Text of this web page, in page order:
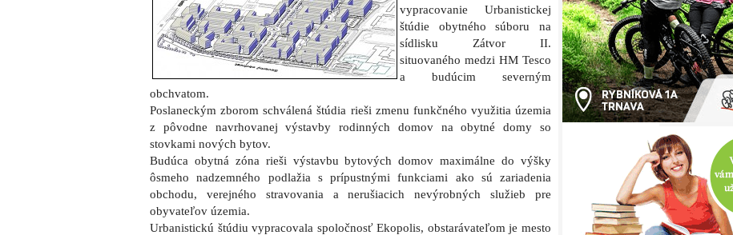
vypracovanie Urbanistickej
štúdie obytného súboru na
sídlisku Zátvor II.
situovaného medzi HM Tesco
a budúcim severným
obchvatom.
Poslaneckým zborom schválená štúdia rieši zmenu funkčného využitia územia
z pôvodne navrhovanej výstavby rodinných domov na obytné domy so
stovkami nových bytov.
Budúca obytná zóna rieši výstavbu bytových domov maximálne do výšky
ôsmeho nadzemného podlažia s prípustnými funkciami ako sú zariadenia
obchodu, verejného stravovania a nerušiacich nevýrobných služieb pre
obyvateľov územia.
Urbanistickú štúdiu vypracovala spoločnosť Ekopolis, obstarávateľom je mesto